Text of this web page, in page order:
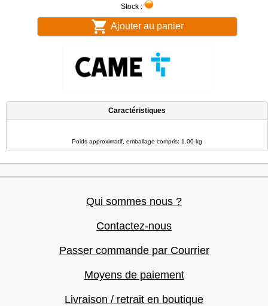
Stock :
Ajouter au panier
Caractéristiques
Poids approximatif, emballage compris: 1.00 kg
Qui sommes nous ?
Contactez-nous
Passer commande par Courrier
Moyens de paiement
Livraison / retrait en boutique